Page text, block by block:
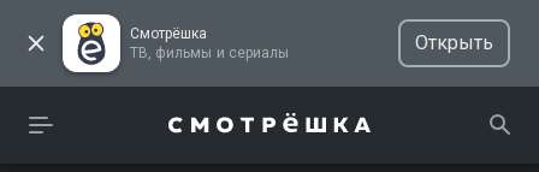
Смотрёшка
ТВ, фильмы и сериалы
Открыть